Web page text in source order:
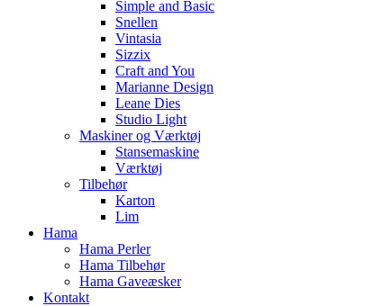
Simple and Basic
Snellen
Vintasia
Sizzix
Craft and You
Marianne Design
Leane Dies
Studio Light
Maskiner og Værktøj
Stansemaskine
Værktøj
Tilbehør
Karton
Lim
Hama
Hama Perler
Hama Tilbehør
Hama Gaveæsker
Kontakt